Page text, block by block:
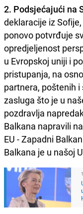
2. Podsjećajući na
deklaracije iz
ponovo potvrđuje
opredjeljenost
u Evropskoj uniji i
pristupanja, na
partnera, poštenih
zasluga što je u
pozdravlja
Balkana napravili
EU - Zapadni
Balkana je u našoj